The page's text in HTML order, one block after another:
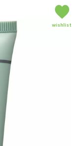
wishlist